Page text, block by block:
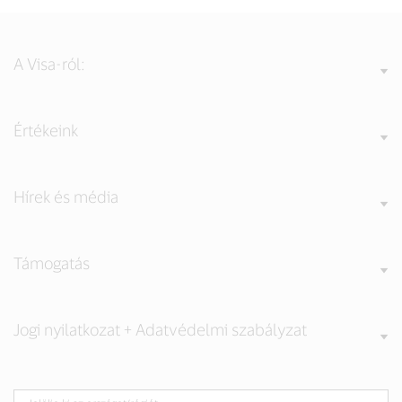
A Visa-ról:
Értékeink
Hírek és média
Támogatás
Jogi nyilatkozat + Adatvédelmi szabályzat